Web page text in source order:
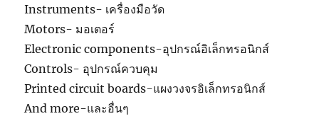
Instruments- เครื่องมือวัด
Motors- มอเตอร์
Electronic components-อุปกรณ์อิเล็กทรอนิกส์
Controls- อุปกรณ์ควบคุม
Printed circuit boards-แผงวงจรอิเล็กทรอนิกส์
And more-และอื่นๆ